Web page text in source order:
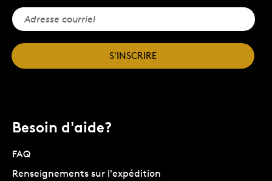
S'INSCRIRE
Besoin d'aide?
FAQ
Renseignements sur l'expédition